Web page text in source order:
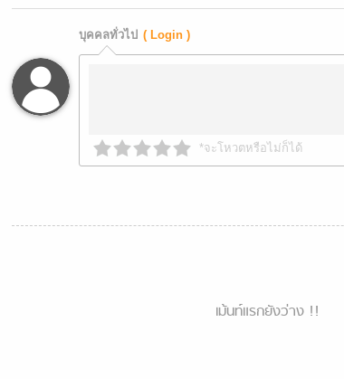
บุคคลทั่วไป ( Login )
*จะโหวตหรือไม่ก็ได้
เม้นท์แรกยังว่าง !!